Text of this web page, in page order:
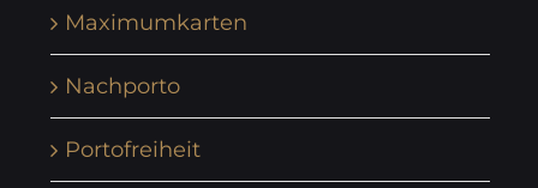
Maximumkarten
Nachporto
Portofreiheit